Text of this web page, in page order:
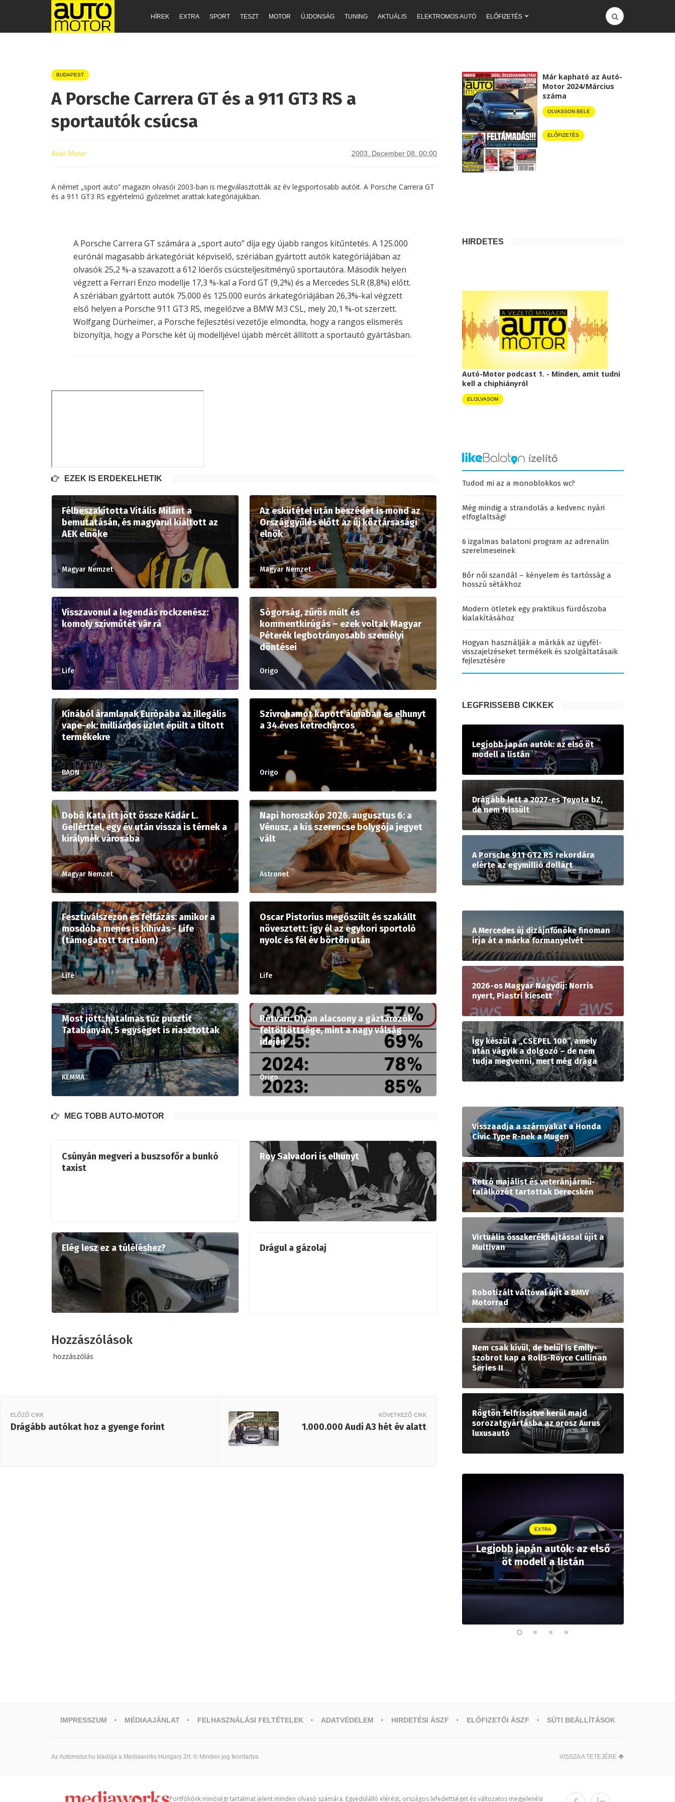
HÍREK EXTRA SPORT TESZT MOTOR ÚJDONSÁG TUNING AKTUÁLIS ELEKTROMOS AUTÓ ELŐFIZETÉS
BUDAPEST
A Porsche Carrera GT és a 911 GT3 RS a
sportautók csúcsa
Autó Motor 2003. December 08. 00:00
A német „sport auto” magazin olvasói 2003-ban is megválasztották az év legsportosabb autóit. A Porsche Carrera GT
és a 911 GT3 RS egyértelmű győzelmet arattak kategóriájukban.
A Porsche Carrera GT számára a „sport auto” díja egy újabb rangos kitűntetés. A 125.000
eurónál magasabb árkategóriát képviselő, szériában gyártott autók kategóriájában az
olvasók 25,2 %-a szavazott a 612 lóerős csúcsteljesítményű sportautóra. Második helyen
végzett a Ferrari Enzo modellje 17,3 %-kal a Ford GT (9,2%) és a Mercedes SLR (8,8%) előtt.
A szériában gyártott autók 75.000 és 125.000 eurós árkategóriájában 26,3%-kal végzett
első helyen a Porsche 911 GT3 RS, megelőzve a BMW M3 CSL, mely 20,1 %-ot szerzett.
Wolfgang Dürheimer, a Porsche fejlesztési vezetője elmondta, hogy a rangos elismerés
bizonyítja, hogy a Porsche két új modelljével újabb mércét állított a sportautó gyártásban.
EZEK IS ÉRDEKELHETIK
Félbeszakította Vitális Milánt a
bemutatásán, és magyarul kiáltott az
AEK elnöke
Magyar Nemzet
Az eskütétel után beszédet is mond az
Országgyűlés előtt az új köztársasági
elnök
Magyar Nemzet
Visszavonul a legendás rockzenész:
komoly szívműtét vár rá
Life
Sógorság, zűrös múlt és
kommentkirúgás – ezek voltak Magyar
Péterék legbotrányosabb személyi
döntései
Origo
Kínából áramlanak Európába az illegális
vape-ek: milliárdos üzlet épült a tiltott
termékekre
BAON
Szívrohamot kapott álmában és elhunyt
a 34 éves ketrecharcos
Origo
Dobó Kata itt jött össze Kádár L.
Gellérttel, egy év után vissza is térnek a
királynék városába
Magyar Nemzet
Napi horoszkóp 2026. augusztus 6: a
Vénusz, a kis szerencse bolygója jegyet
vált
Astronet
Fesztiválszezon és felfázás: amikor a
mosdóba menés is kihívás - Life
(támogatott tartalom)
Life
Oscar Pistorius megőszült és szakállt
növesztett: így él az egykori sportoló
nyolc és fél év börtön után
Life
Most jött: hatalmas tűz pusztít
Tatabányán, 5 egységet is riasztottak
KEMMA
Rétvári: Olyan alacsony a gáztározók
feltöltöttsége, mint a nagy válság
idején
Origo
MÉG TÖBB AUTÓ-MOTOR
Csúnyán megveri a buszsofőr a bunkó
taxist
Roy Salvadori is elhunyt
Elég lesz ez a túléléshez? Drágul a gázolaj
Hozzászólások
hozzászólás
ELŐZŐ CIKK
Drágább autókat hoz a gyenge forint
KÖVETKEZŐ CIKK
1.000.000 Audi A3 hét év alatt
Már kapható az Autó-
Motor 2024/Március
száma
OLVASSON BELE
ELŐFIZETÉS
HIRDETÉS
Autó-Motor podcast 1. - Minden, amit tudni
kell a chiphiányról
ELOLVASOM
Tudod mi az a monoblokkos wc?
Még mindig a strandolás a kedvenc nyári
elfoglaltság!
6 izgalmas balatoni program az adrenalin
szerelmeseinek
Bőr női szandál – kényelem és tartósság a
hosszú sétákhoz
Modern ötletek egy praktikus fürdőszoba
kialakításához
Hogyan használják a márkák az ügyfél-
visszajelzéseket termékeik és szolgáltatásaik
fejlesztésére
LEGFRISSEBB CIKKEK
Legjobb japán autók: az első öt
modell a listán
Drágább lett a 2027-es Toyota bZ,
de nem frissült
A Porsche 911 GT2 RS rekordára
elérte az egymillió dollárt
A Mercedes új dizájnfőnöke finoman
írja át a márka formanyelvét
2026-os Magyar Nagydíj: Norris
nyert, Piastri kiesett
Így készül a „CSEPEL 100”, amely
után vágyik a dolgozó – de nem
tudja megvenni, mert még drága
Visszaadja a szárnyakat a Honda
Civic Type R-nek a Mugen
Retró majálist és veteránjármű-
találkozót tartottak Derecskén
Virtuális összkerékhajtással újít a
Multivan
Robotizált váltóval újít a BMW
Motorrad
Nem csak kívül, de belül is Emily-
szobrot kap a Rolls-Royce Cullinan
Series II
Rögtön felfrissítve kerül majd
sorozatgyártásba az orosz Aurus
luxusautó
EXTRA
Legjobb japán autók: az első
öt modell a listán
IMPRESSZUM MÉDIAAJÁNLAT FELHASZNÁLÁSI FELTÉTELEK ADATVÉDELEM HIRDETÉSI ÁSZF ELŐFIZETŐI ÁSZF SÜTI BEÁLLÍTÁSOK
Az Automotor.hu kiadója a Mediaworks Hungary Zrt. © Minden jog fenntartva VISSZA A TETEJÉRE
Portfóliónk minőségi tartalmat jelent minden olvasó számára. Egyedülálló elérést, országos lefedettséget és változatos megjelenési